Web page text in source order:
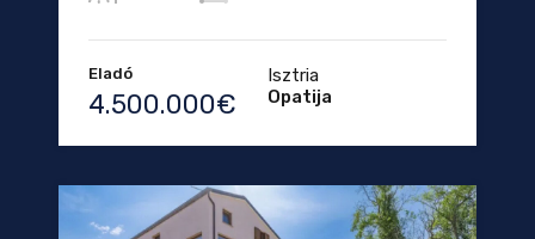
Eladó
4.500.000€
Isztria
Opatija